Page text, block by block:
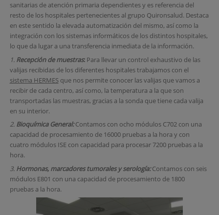
sanitarias de atención primaria dependientes y es referencia del
resto de los hospitales pertenecientes al grupo Quironsalud. Destaca
en este sentido la elevada automatización del mismo, así como la
integración con los sistemas informáticos de los distintos hospitales,
lo que da lugar a una transferencia inmediata de la información.
1. Recepción de muestras:Para llevar un control exhaustivo de las
valijas recibidas de los diferentes hospitales trabajamos con el
sistema HERMESque nos permite conocer las valijas que vamos a
recibir de cada centro, así como, la temperatura a la que son
transportadas las muestras, gracias a la sonda que tiene cada valija
en su interior.
2. Bioquímica General:Contamos con ocho módulos C702 con una
capacidad de procesamiento de 16000 pruebas a la hora y con
cuatro módulos ISE con capacidad para procesar 7200 pruebas a la
hora.
3. Hormonas, marcadores tumorales y serología:Contamos con seis
módulos E801 con una capacidad de procesamiento de 1800
pruebas a la hora.